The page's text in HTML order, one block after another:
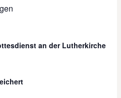
an der Lutherkirche